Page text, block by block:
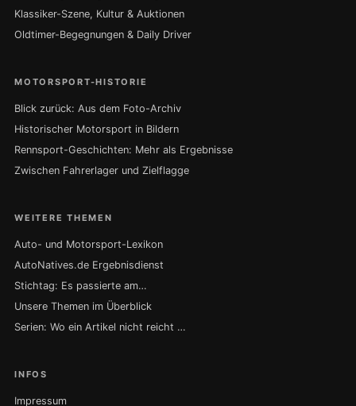
Klassiker-Szene, Kultur & Auktionen
Oldtimer-Begegnungen & Daily Driver
MOTORSPORT-HISTORIE
Blick zurück: Aus dem Foto-Archiv
Historischer Motorsport in Bildern
Rennsport-Geschichten: Mehr als Ergebnisse
Zwischen Fahrerlager und Zielflagge
WEITERE THEMEN
Auto- und Motorsport-Lexikon
AutoNatives.de Ergebnisdienst
Stichtag: Es passierte am…
Unsere Themen im Überblick
Serien: Wo ein Artikel nicht reicht …
INFOS
Impressum